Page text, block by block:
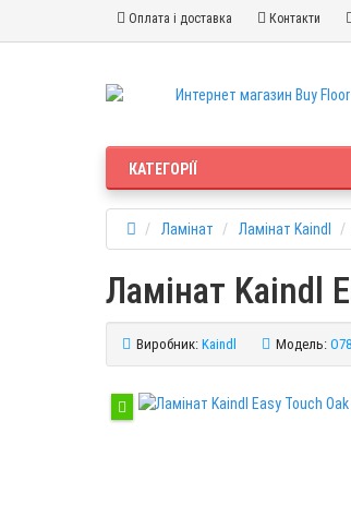
Оплата і доставка Контакти
КАТЕГОРІЇ
Ламінат Ламінат Kaindl
Ламінат Kaindl
Виробник: Kaindl Модель: